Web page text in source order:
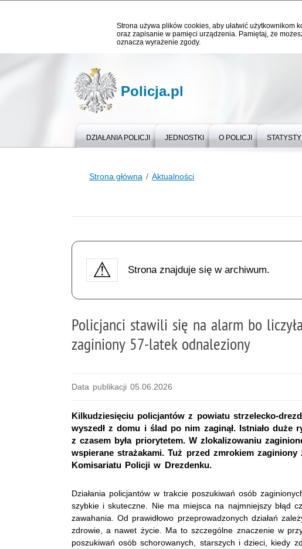
Strona używa plików cookies, aby ułatwić użytkownikom
oraz zapisanie w pamięci urządzenia. Pamiętaj, że
oznacza wyrażenie zgody.
Policja.pl
DZIAŁANIA POLICJI JEDNOSTKI O POLICJI
Strona główna Aktualności
Strona znajduje się w archiwum.
Policjanci stawili się na alarm bo
zaginiony 57-latek odnaleziony
Data publikacji 05.06.2026
Kilkudziesięciu policjantów z powiatu strzelecko-
wyszedł z domu i ślad po nim zaginął. Istniało
z czasem była priorytetem. W zlokalizowaniu
wspierane strażakami. Tuż przed zmrokiem
Komisariatu Policji w Drezdenku.
Działania policjantów w trakcie poszukiwań osób
szybkie i skuteczne. Nie ma miejsca na najmniejszy błąd
zawahania. Od prawidłowo przeprowadzonych działań
zdrowie, a nawet życie. Ma to szczególne znaczenie w
poszukiwań osób schorowanych, starszych i dzieci, kiedy